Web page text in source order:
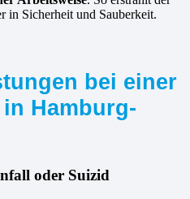
in Sicherheit und Sauberkeit.
bei einer
Hamburg-
oder Suizid